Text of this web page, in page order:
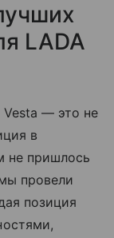
LADA
— это не
в
не пришлось
провели
позиция